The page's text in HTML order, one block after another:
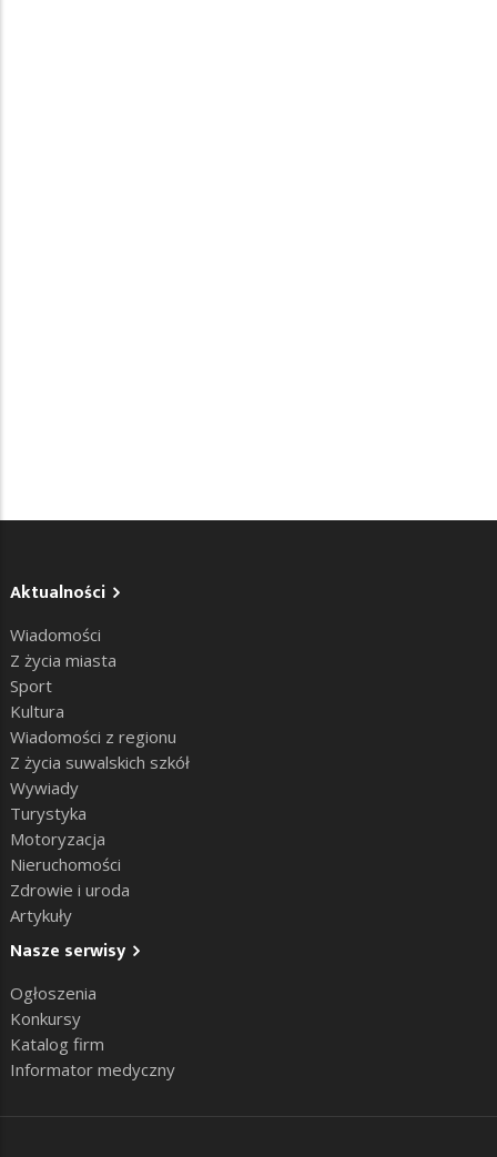
Aktualności
Wiadomości
Z życia miasta
Sport
Kultura
Wiadomości z regionu
Z życia suwalskich szkół
Wywiady
Turystyka
Motoryzacja
Nieruchomości
Zdrowie i uroda
Artykuły
Nasze serwisy
Ogłoszenia
Konkursy
Katalog firm
Informator medyczny